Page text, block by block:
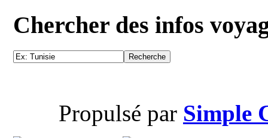
Chercher des infos
Propulsé par Simple